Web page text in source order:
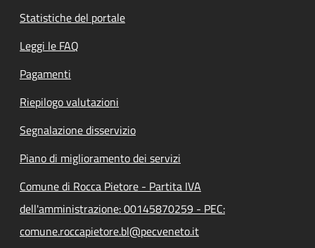
Statistiche del portale
Leggi le FAQ
Pagamenti
Riepilogo valutazioni
Segnalazione disservizio
Piano di miglioramento dei servizi
Comune di Rocca Pietore - Partita IVA
dell'amministrazione: 00145870259 - PEC:
comune.roccapietore.bl@pecveneto.it